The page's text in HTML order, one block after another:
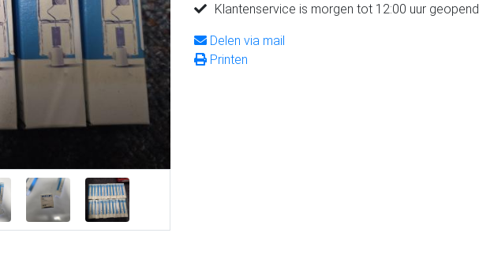
Klantenservice is morgen tot 12:00 uur geopend
Delen via mail
Printen